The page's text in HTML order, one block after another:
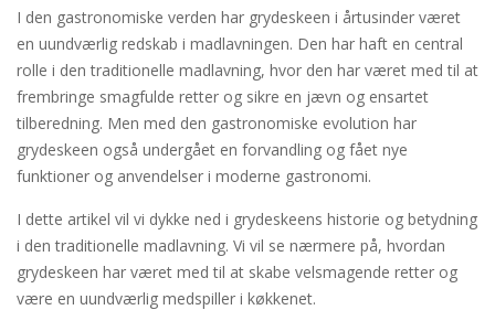
I den gastronomiske verden har grydeskeen i årtusinder været
en uundværlig redskab i madlavningen. Den har haft en central
rolle i den traditionelle madlavning, hvor den har været med til at
frembringe smagfulde retter og sikre en jævn og ensartet
tilberedning. Men med den gastronomiske evolution har
grydeskeen også undergået en forvandling og fået nye
funktioner og anvendelser i moderne gastronomi.
I dette artikel vil vi dykke ned i grydeskeens historie og betydning
i den traditionelle madlavning. Vi vil se nærmere på, hvordan
grydeskeen har været med til at skabe velsmagende retter og
være en uundværlig medspiller i køkkenet.